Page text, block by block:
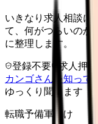
いきなり求人相談に
て、何がつらいのか
に整理します。
登録不要 求人押
カンゴさんを知って
ゆっくり聞きます
転職予備軍向け